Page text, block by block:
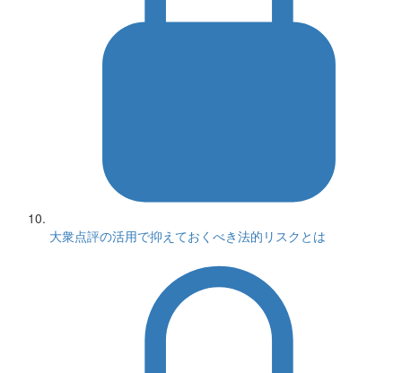
大衆点評の活用で抑えておくべき法的リスクとは